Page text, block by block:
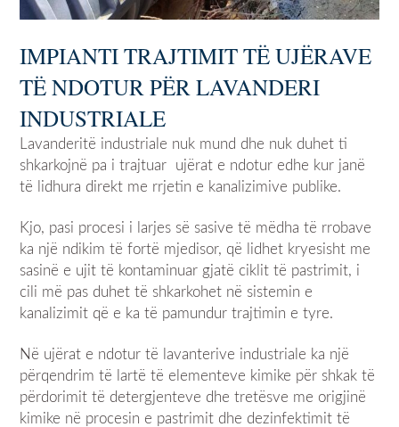
IMPIANTI TRAJTIMIT TË UJËRAVE
TË NDOTUR PËR LAVANDERI
INDUSTRIALE
Lavanderitë industriale nuk mund dhe nuk duhet ti
shkarkojnë pa i trajtuar ujërat e ndotur edhe kur janë
të lidhura direkt me rrjetin e kanalizimive publike.
Kjo, pasi procesi i larjes së sasive të mëdha të rrobave
ka një ndikim të fortë mjedisor, që lidhet kryesisht me
sasinë e ujit të kontaminuar gjatë ciklit të pastrimit, i
cili më pas duhet të shkarkohet në sistemin e
kanalizimit që e ka të pamundur trajtimin e tyre.
Në ujërat e ndotur të lavanterive industriale ka një
përqendrim të lartë të elementeve kimike për shkak të
përdorimit të detergjenteve dhe tretësve me origjinë
kimike në procesin e pastrimit dhe dezinfektimit të